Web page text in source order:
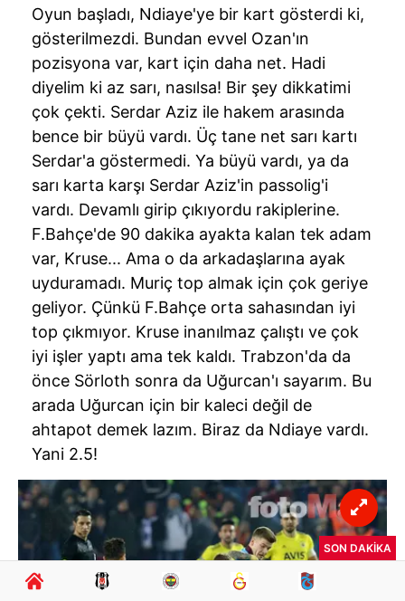
Oyun başladı, Ndiaye'ye bir kart gösterdi ki,
gösterilmezdi. Bundan evvel Ozan'ın
pozisyona var, kart için daha net. Hadi
diyelim ki az sarı, nasılsa! Bir şey dikkatimi
çok çekti. Serdar Aziz ile hakem arasında
bence bir büyü vardı. Üç tane net sarı kartı
Serdar'a göstermedi. Ya büyü vardı, ya da
sarı karta karşı Serdar Aziz'in passolig'i
vardı. Devamlı girip çıkıyordu rakiplerine.
F.Bahçe'de 90 dakika ayakta kalan tek adam
var, Kruse... Ama o da arkadaşlarına ayak
uyduramadı. Muriç top almak için çok geriye
geliyor. Çünkü F.Bahçe orta sahasından iyi
top çıkmıyor. Kruse inanılmaz çalıştı ve çok
iyi işler yaptı ama tek kaldı. Trabzon'da da
önce Sörloth sonra da Uğurcan'ı sayarım. Bu
arada Uğurcan için bir kaleci değil de
ahtapot demek lazım. Biraz da Ndiaye vardı.
Yani 2.5!
SON DAKİKA